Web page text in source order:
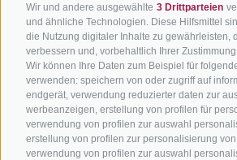
Wir und andere ausgewählte 3 Drittparteien
und ähnliche Technologien. Diese Hilfsmittel
die Nutzung digitaler Inhalte zu gewährleisten,
verbessern und, vorbehaltlich Ihrer
Wir können Ihre Daten zum Beispiel für
verwenden: speichern von oder zugriff auf
endgerät, verwendung reduzierter daten zur
werbeanzeigen, erstellung von profilen für
verwendung von profilen zur auswahl
erstellung von profilen zur personalisierung
verwendung von profilen zur auswahl
SÜDTIROL
Hotels & Pakete
Urlaubspakete
Unsere Gutscheine
Hot Deals
Bike & Work
Südtirol
Südtirol
Radwege in
Bikeshops &